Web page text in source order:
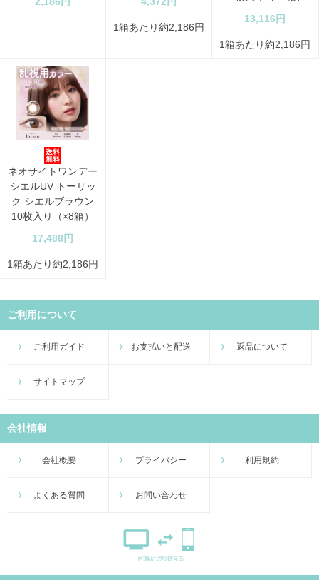
1箱あたり約2,186円
13,116円
1箱あたり約2,186円
ネオサイトワンデー
シエルUV トーリッ
ク シエルブラウン
10枚入り（×8箱）
17,488円
1箱あたり約2,186円
ご利用について
ご利用ガイド お支払いと配送 返品について
サイトマップ
会社情報
会社概要 プライバシー 利用規約
よくある質問 お問い合わせ